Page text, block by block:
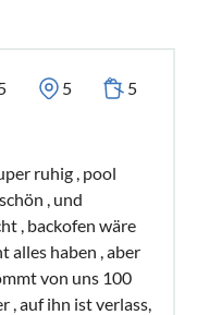
5 5
ruhig , pool
, und
, backofen wäre
alles haben , aber
von uns 100
, auf ihn ist verlass,